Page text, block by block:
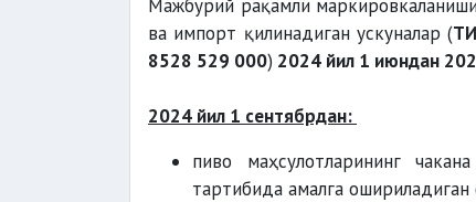
Мажбурий рақамли
ва импорт қилинадиган ускуналар (
8528 529 000) 2024 йил 1 июндан
2024 йил 1 сентябрдан:
пиво маҳсулотларининг
тартибида амалга